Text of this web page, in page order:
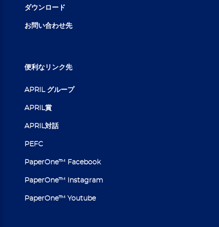
ダウンロード
お問い合わせ先
便利なリンク先
APRIL グループ
APRIL賞
APRIL対話
PEFC
PaperOne™ Facebook
PaperOne™ Instagram
PaperOne™ Youtube